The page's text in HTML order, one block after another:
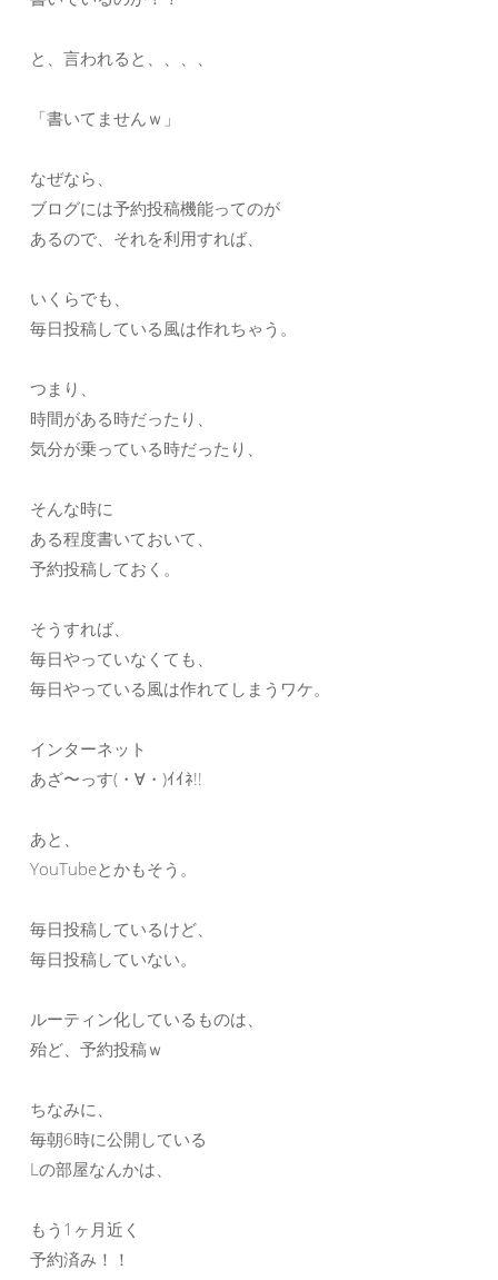
と、言われると、、、、
「書いてませんｗ」
なぜなら、
ブログには予約投稿機能ってのが
あるので、それを利用すれば、
いくらでも、
毎日投稿している風は作れちゃう。
つまり、
時間がある時だったり、
気分が乗っている時だったり、
そんな時に
ある程度書いておいて、
予約投稿しておく。
そうすれば、
毎日やっていなくても、
毎日やっている風は作れてしまうワケ。
インターネット
あざ〜っす(・∀・)ｲｲﾈ!!
あと、
YouTubeとかもそう。
毎日投稿しているけど、
毎日投稿していない。
ルーティン化しているものは、
殆ど、予約投稿ｗ
ちなみに、
毎朝6時に公開している
Lの部屋なんかは、
もう1ヶ月近く
予約済み！！